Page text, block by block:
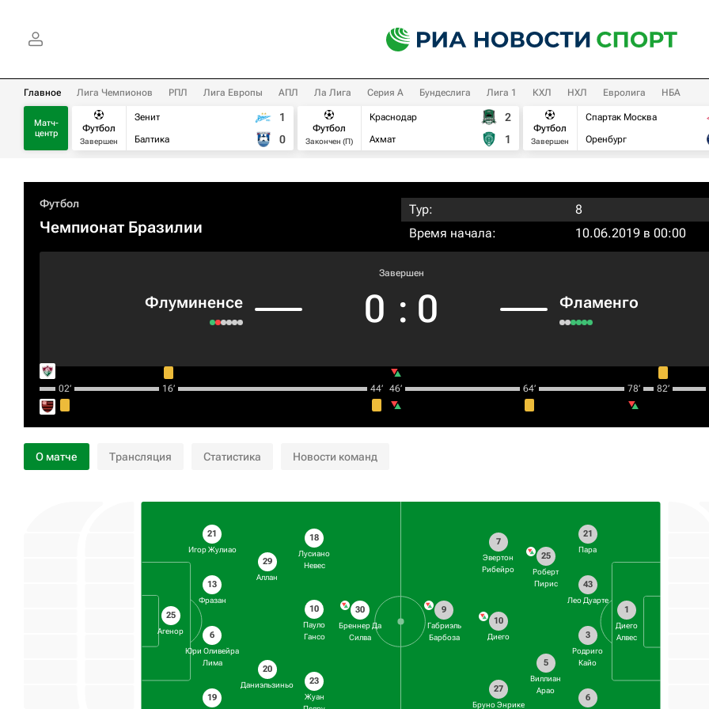
Главное Лига Чемпионов РПЛ Лига Европы АПЛ Ла Лига Серия А Бундеслига Лига 1 КХЛ НХЛ Евролига НБА
Матч-
центр
Футбол
Завершен
Зенит
Балтика
1
0
Футбол
Закончен (П)
Краснодар
Ахмат
2
1
Футбол
Завершен
Спартак Москва
Оренбург
Футбол
Чемпионат Бразилии
Тур:
8
Время начала:
10.06.2019 в 00:00
Флуминенсе
Завершен
0 : 0 Фламенго
02‎’‎ 16‎’‎ 44‎’‎ 46‎’‎ 64‎’‎ 78‎’‎ 82‎’‎
О матче Трансляция Статистика Новости команд
25
Агенор
21
Игор Жулиао
13
Фразан
6
Юри Оливейра
Лима
19
29
Аллан
20
Даниэльзиньо
18
Лусиано
Невес
10
Пауло
Гансо
23
Жуан
30
Бреннер Да
Силва
1
Диего
Алвес
21
Пара
43
Лео Дуарте
3
Родриго
Кайо
6
25
Роберт
Пирис
5
Виллиан
Арао
7
Эвертон
Рибейро
10
Диего
27
Бруно Энрике
9
Габриэль
Барбоза